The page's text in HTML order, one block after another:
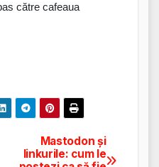
către cafeaua
Mastodon și
linkurile: cum le